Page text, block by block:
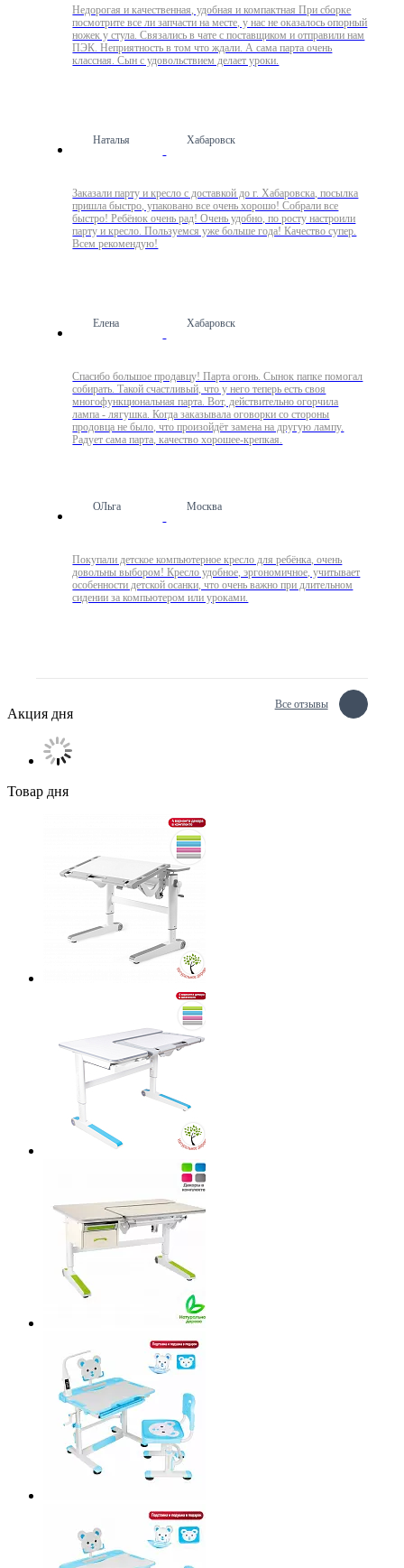
Недорогая и качественная, удобная и компактная При сборке
посмотрите все ли запчасти на месте, у нас не оказалось опорный
ножек у стула. Связались в чате с поставщиком и отправили нам
ПЭК. Неприятность в том что ждали. А сама парта очень
классная. Сын с удовольствием делает уроки.
Наталья Хабаровск
Заказали парту и кресло с доставкой до г. Хабаровска, посылка
пришла быстро, упаковано все очень хорошо! Собрали все
быстро! Ребёнок очень рад! Очень удобно, по росту настроили
парту и кресло. Пользуемся уже больше года! Качество супер.
Всем рекомендую!
Елена Хабаровск
Спасибо большое продавцу! Парта огонь. Сынок папке помогал
собирать. Такой счастливый, что у него теперь есть своя
многофункциональная парта. Вот, действительно огорчила
лампа - лягушка. Когда заказывала оговорки со стороны
продовца не было, что произойдёт замена на другую лампу.
Радует сама парта, качество хорошее-крепкая.
ОЛьга Москва
Покупали детское компьютерное кресло для ребёнка, очень
довольны выбором! Кресло удобное, эргономичное, учитывает
особенности детской осанки, что очень важно при длительном
сидении за компьютером или уроками.
Все отзывы
Акция дня
Товар дня